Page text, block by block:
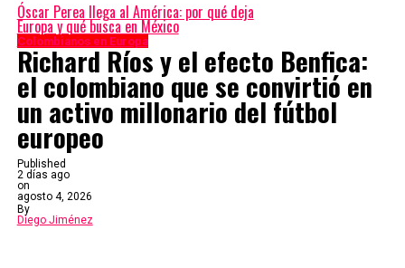
Óscar Perea llega al América: por qué deja
Europa y qué busca en México
Colombianos en Europa
Richard Ríos y el efecto Benfica:
el colombiano que se convirtió en
un activo millonario del fútbol
europeo
Published
2 días ago
on
agosto 4, 2026
By
Diego Jiménez